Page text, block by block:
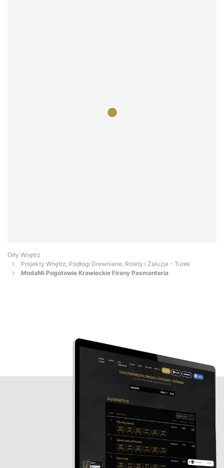
Orły Wnętrz
Projekty Wnętrz, Podłogi Drewniane, Rolety i Żaluzje - Turek
ModaMi Pogotowie Krawieckie Firany Pasmanteria